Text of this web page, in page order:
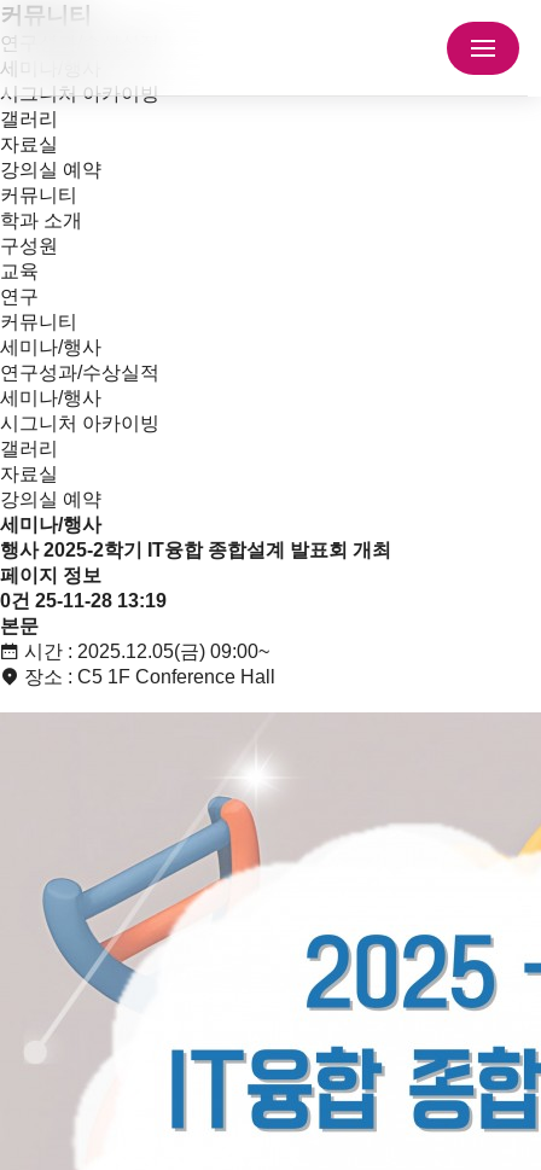
커뮤니티
연구성과/수상실적
세미나/행사
시그니처 아카이빙
갤러리
자료실
강의실 예약
커뮤니티
학과 소개
구성원
교육
연구
커뮤니티
세미나/행사
연구성과/수상실적
세미나/행사
시그니처 아카이빙
갤러리
자료실
강의실 예약
세미나/행사
행사 2025-2학기 IT융합 종합설계 발표회 개최
페이지 정보
0건 25-11-28 13:19
본문
시간 : 2025.12.05(금) 09:00~
장소 : C5 1F Conference Hall